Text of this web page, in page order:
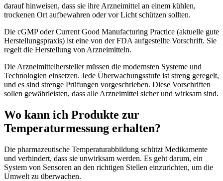
darauf hinweisen, dass sie ihre Arzneimittel an einem kühlen,
trockenen Ort aufbewahren oder vor Licht schützen sollten.
Die cGMP oder Current Good Manufacturing Practice (aktuelle gute
Herstellungspraxis) ist eine von der FDA aufgestellte Vorschrift. Sie
regelt die Herstellung von Arzneimitteln.
Die Arzneimittelhersteller müssen die modernsten Systeme und
Technologien einsetzen. Jede Überwachungsstufe ist streng geregelt,
und es sind strenge Prüfungen vorgeschrieben. Diese Vorschriften
sollen gewährleisten, dass alle Arzneimittel sicher und wirksam sind.
Wo kann ich Produkte zur
Temperaturmessung erhalten?
Die pharmazeutische Temperaturabbildung schützt Medikamente
und verhindert, dass sie unwirksam werden. Es geht darum, ein
System von Sensoren an den richtigen Stellen einzurichten, um die
Umwelt zu überwachen.